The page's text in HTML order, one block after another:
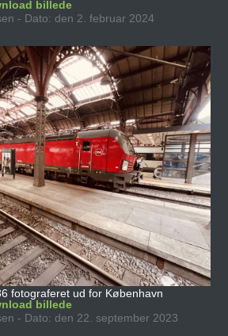
billede
- Dato: den 2. februar 2024
fotograferet ud for København
billede
- Dato: den 22. september 2023